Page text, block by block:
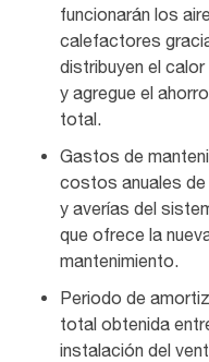
funcionarán los
calefactores
distribuyen el
y agregue el
total.
Gastos de
costos anuales de
y averías del
que ofrece la
mantenimiento.
Periodo de
total obtenida
instalación del